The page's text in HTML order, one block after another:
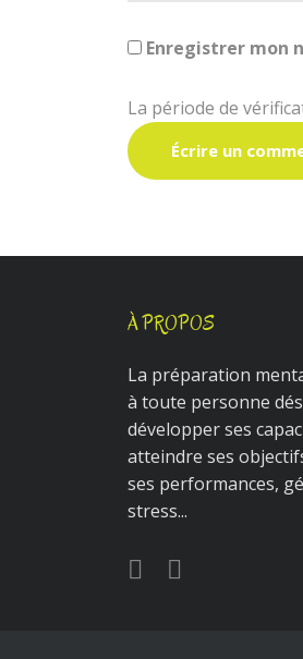
Enregistrer mon
La période de
À PROPOS
La préparation
à toute personne
développer ses
atteindre ses
ses performances,
stress...